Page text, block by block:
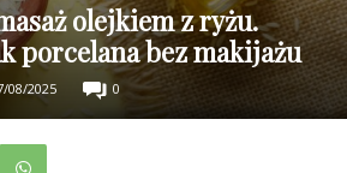
olejkiem z ryżu.
porcelana bez makijażu
08/2025 0